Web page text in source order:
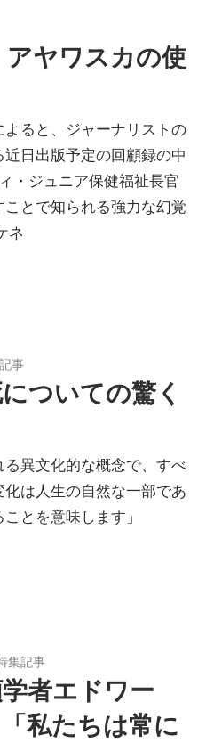
アヤワスカの使
ると、ジャーナリストの
日出版予定の回顧録の中
・ジュニア保健福祉長官
とで知られる強力な幻覚
ネ
事
ついての驚く
る異文化的な概念で、すべ
は人生の自然な一部であ
とを意味します」
集記事
者エドワー
私たちは常に